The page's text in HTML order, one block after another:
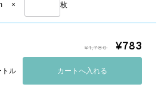
× 枚
¥1,780 ¥783
トル